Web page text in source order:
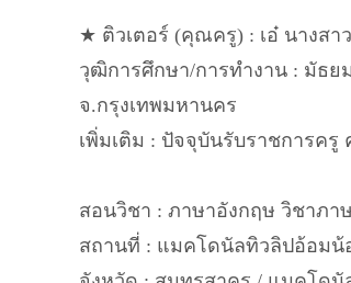
★ ติวเตอร์ (คุณครู) : เอ๋ นางสา
วุฒิการศึกษา/การทำงาน : มัธย
จ.กรุงเทพมหานคร
เพิ่มเติม : ปัจจุบันรับราชการครู
สอนวิชา : ภาษาอังกฤษ วิชาภา
สถานที่ : แมคโดนัลทิวลิปอ้อม